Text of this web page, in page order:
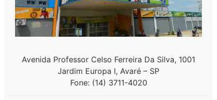
Avenida Professor Celso Ferreira Da Silva, 1001
Jardim Europa I, Avaré – SP
Fone: (14) 3711-4020